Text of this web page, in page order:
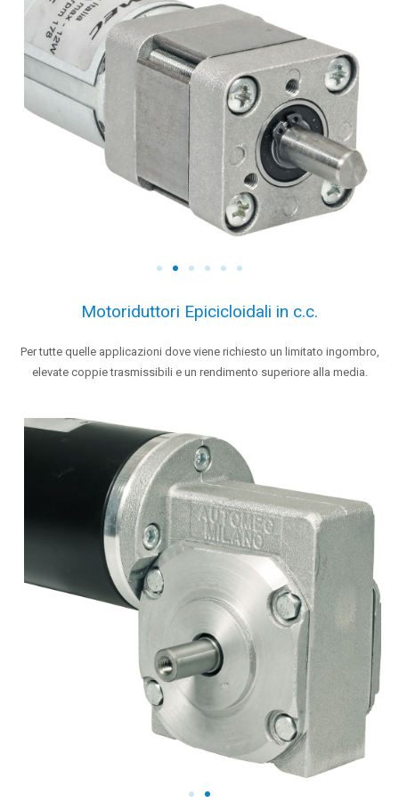
Motoriduttori Epicicloidali in c.c.
Per tutte quelle applicazioni dove viene richiesto un limitato ingombro,
elevate coppie trasmissibili e un rendimento superiore alla media.